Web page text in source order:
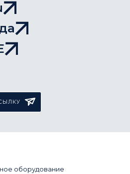
оборудование